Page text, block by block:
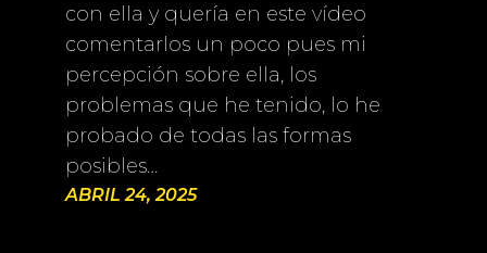
con ella y quería en este vídeo
comentarlos un poco pues mi
percepción sobre ella, los
problemas que he tenido, lo he
probado de todas las formas
posibles…
ABRIL 24, 2025